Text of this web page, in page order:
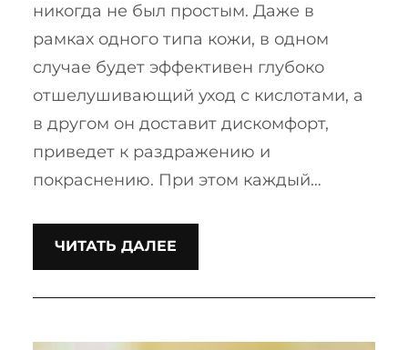
никогда не был простым. Даже в
рамках одного типа кожи, в одном
случае будет эффективен глубоко
отшелушивающий уход с кислотами, а
в другом он доставит дискомфорт,
приведет к раздражению и
покраснению. При этом каждый…
ЧИТАТЬ ДАЛЕЕ